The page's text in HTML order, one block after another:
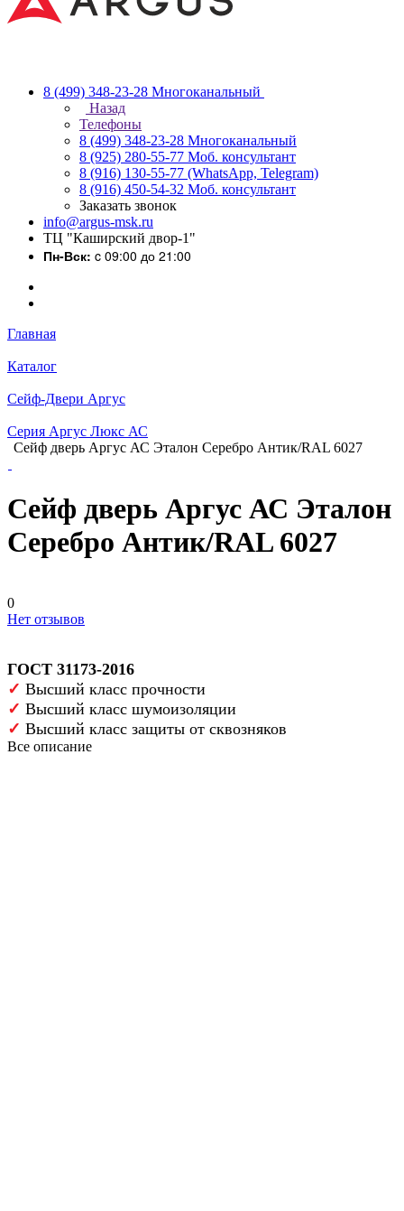
8 (499) 348-23-28 Многоканальный
Назад
Телефоны
8 (499) 348-23-28 Многоканальный
8 (925) 280-55-77 Моб. консультант
8 (916) 130-55-77 (WhatsApp, Telegram)
8 (916) 450-54-32 Моб. консультант
Заказать звонок
info@argus-msk.ru
ТЦ "Каширский двор-1"
Пн-Вск: c 09:00 до 21:00
Главная
Каталог
Сейф-Двери Аргус
Серия Аргус Люкс АС
Сейф дверь Аргус АС Эталон Серебро Антик/RAL 6027
Сейф дверь Аргус АС Эталон
Серебро Антик/RAL 6027
0
Нет отзывов
ГОСТ 31173-2016
✓ Высший класс прочности
✓ Высший класс шумоизоляции
✓ Высший класс защиты от сквозняков
Все описание